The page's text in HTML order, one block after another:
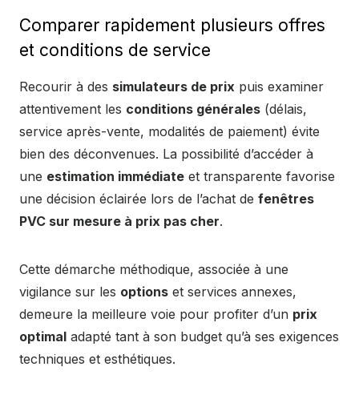
Comparer rapidement plusieurs offres
et conditions de service
Recourir à des simulateurs de prix puis examiner
attentivement les conditions générales (délais,
service après-vente, modalités de paiement) évite
bien des déconvenues. La possibilité d’accéder à
une estimation immédiate et transparente favorise
une décision éclairée lors de l’achat de fenêtres
PVC sur mesure à prix pas cher.
Cette démarche méthodique, associée à une
vigilance sur les options et services annexes,
demeure la meilleure voie pour profiter d’un prix
optimal adapté tant à son budget qu’à ses exigences
techniques et esthétiques.